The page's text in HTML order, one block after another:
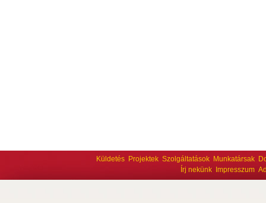
Küldetés Projektek Szolgáltatások Munkatársak
Írj nekünk
Impresszum